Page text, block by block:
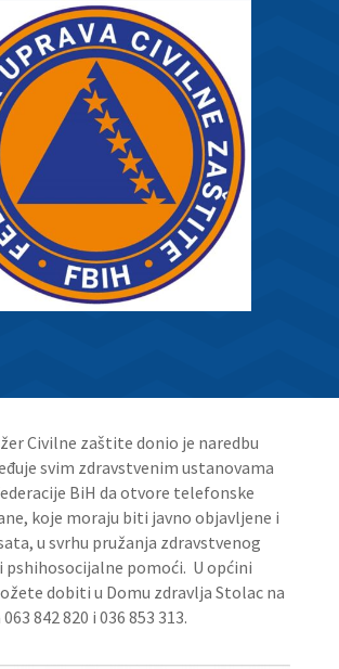
Civilne zaštite donio je naredbu
svim zdravstvenim ustanovama
BiH da otvore telefonske
koje moraju biti javno objavljene i
u svrhu pružanja zdravstvenog
pshihosocijalne pomoći. U općini
dobiti u Domu zdravlja Stolac na
842 820 i 036 853 313.